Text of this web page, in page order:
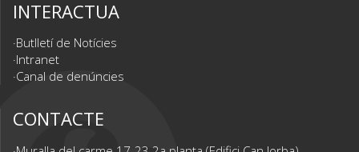
INTERACTUA
Butlletí de Notícies
Intranet
Canal de denúncies
CONTACTE